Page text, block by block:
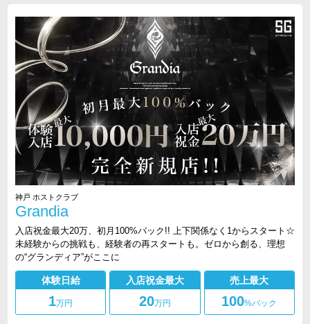
神戸 ホストクラブ
Grandia
入店祝金最大20万、初月100%バック!! 上下関係なく1からスタート☆
未経験からの挑戦も、経験者の再スタートも。ゼロから創る、理想
の“グランディア”がここに
体験日給
1万円
入店祝金最大
20万円
売上最大
100%バック